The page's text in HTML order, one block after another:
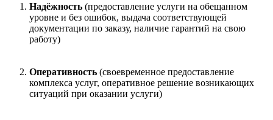
Надёжность (предоставление услуги на обещанном
уровне и без ошибок, выдача соответствующей
документации по заказу, наличие гарантий на свою
работу)
Оперативность (своевременное предоставление
комплекса услуг, оперативное решение возникающих
ситуаций при оказании услуги)